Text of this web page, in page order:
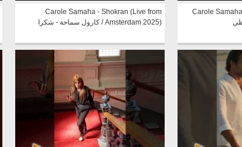
Carole
Carole Samaha - Shokran (Live from
Amsterdam 2025) / كارول سماحة - شكرا